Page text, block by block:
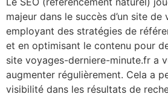
majeur dans le succès d’un site de
employant des stratégies de
et en optimisant le contenu pour
site voyages-derniere-minute.fr a
augmenter régulièrement. Cela a
visibilité dans les résultats de